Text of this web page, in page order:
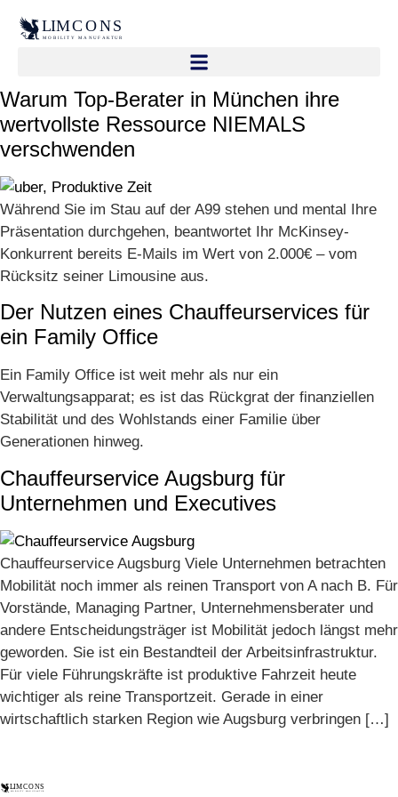
L IMCONS
M OBILITY MANUFAKTUR
Warum Top-Berater in München ihre
wertvollste Ressource NIEMALS
verschwenden
Während Sie im Stau auf der A99 stehen und mental Ihre
Präsentation durchgehen, beantwortet Ihr McKinsey-
Konkurrent bereits E-Mails im Wert von 2.000€ – vom
Rücksitz seiner Limousine aus.
Der Nutzen eines Chauffeurservices für
ein Family Office
Ein Family Office ist weit mehr als nur ein
Verwaltungsapparat; es ist das Rückgrat der finanziellen
Stabilität und des Wohlstands einer Familie über
Generationen hinweg.
Chauffeurservice Augsburg für
Unternehmen und Executives
Chauffeurservice Augsburg Viele Unternehmen betrachten
Mobilität noch immer als reinen Transport von A nach B. Für
Vorstände, Managing Partner, Unternehmensberater und
andere Entscheidungsträger ist Mobilität jedoch längst mehr
geworden. Sie ist ein Bestandteil der Arbeitsinfrastruktur.
Für viele Führungskräfte ist produktive Fahrzeit heute
wichtiger als reine Transportzeit. Gerade in einer
wirtschaftlich starken Region wie Augsburg verbringen […]
L IMCONS
M OBILITY MANUFAKTUR